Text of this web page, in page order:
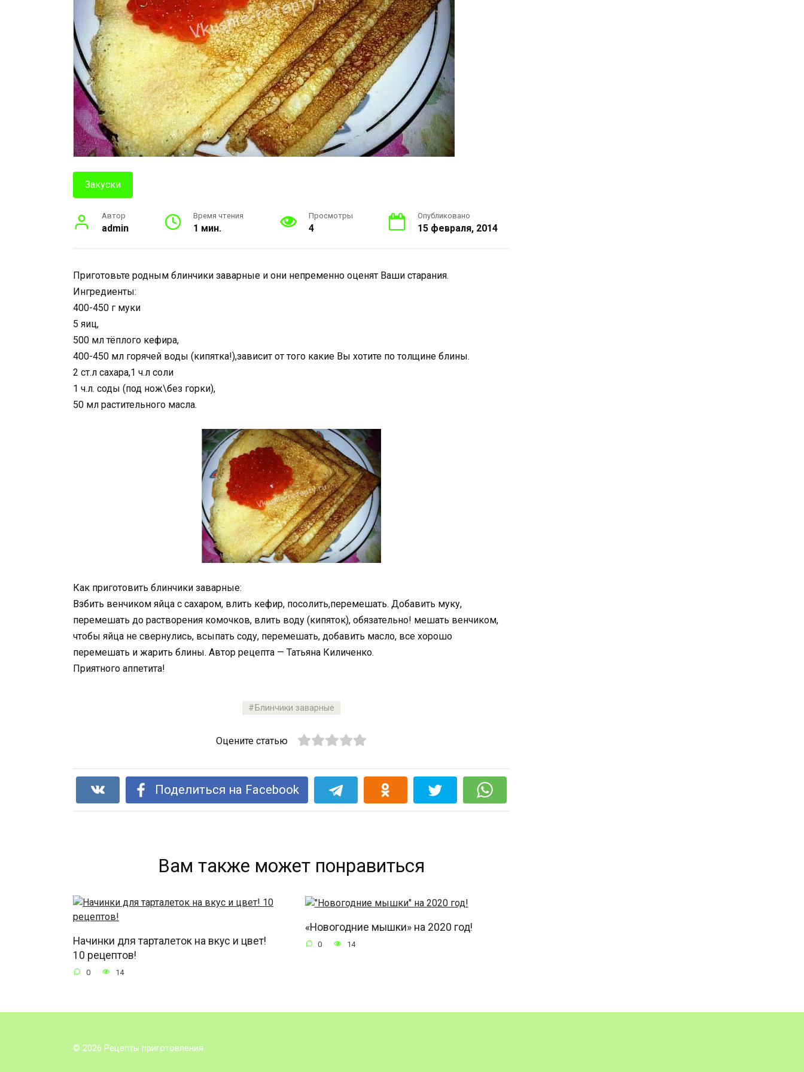
Закуски
Автор
admin
Время чтения
1 мин.
Просмотры
4
Опубликовано
15 февраля, 2014
Приготовьте родным блинчики заварные и они непременно оценят Ваши старания.
Ингредиенты:
400-450 г муки
5 яиц,
500 мл тёплого кефира,
400-450 мл горячей воды (кипятка!),зависит от того какие Вы хотите по толщине блины.
2 ст.л сахара,1 ч.л соли
1 ч.л. соды (под нож\без горки),
50 мл растительного масла.
Как приготовить блинчики заварные:
Взбить венчиком яйца с сахаром, влить кефир, посолить,перемешать. Добавить муку,
перемешать до растворения комочков, влить воду (кипяток), обязательно! мешать венчиком,
чтобы яйца не свернулись, всыпать соду, перемешать, добавить масло, все хорошо
перемешать и жарить блины. Автор рецепта — Татьяна Киличенко.
Приятного аппетита!
Блинчики заварные
Оцените статью
Поделиться на Facebook
Вам также может понравиться
Начинки для тарталеток на вкус и цвет!
10 рецептов!
0 14
«Новогодние мышки» на 2020 год!
0 14
© 2026 Рецепты приготовления